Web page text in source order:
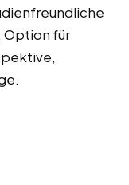
Option für